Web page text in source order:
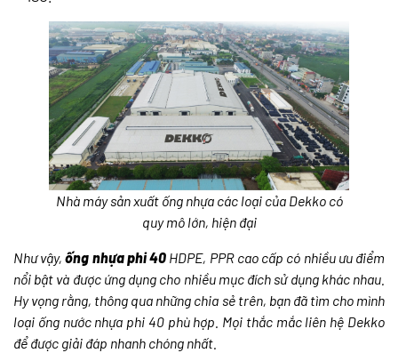
Nhà máy sản xuất ống nhựa các loại của Dekko có
quy mô lớn, hiện đại
Như vậy,ống nhựa phi 40 HDPE, PPR cao cấp có nhiều ưu điểm
nổi bật và được ứng dụng cho nhiều mục đích sử dụng khác nhau.
Hy vọng rằng, thông qua những chia sẻ trên, bạn đã tìm cho mình
loại ống nước nhựa phi 40 phù hợp. Mọi thắc mắc liên hệ Dekko
để được giải đáp nhanh chóng nhất.